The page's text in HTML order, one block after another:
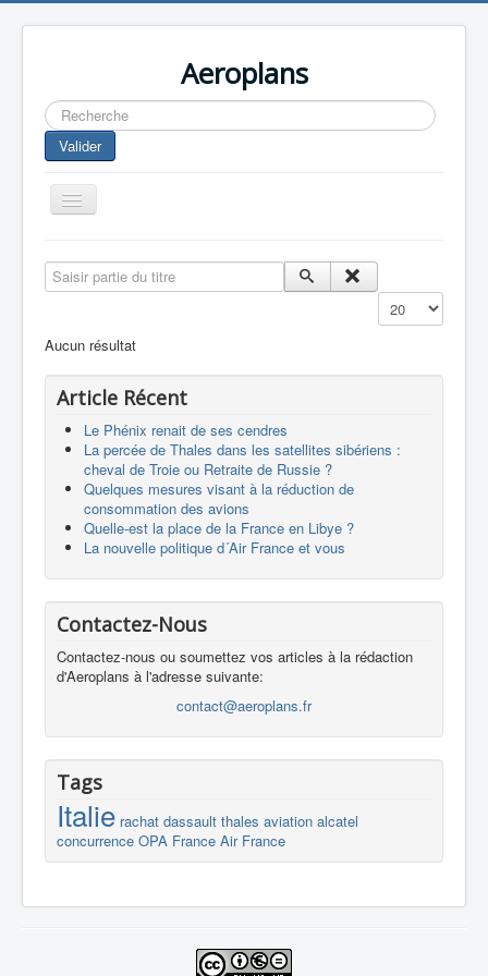
Aeroplans
Rechercher
Valider
Toggle
Navigation
Aviation Commerciale
Europespace
Drones
Saisir partie du titre
Affichage #
Aucun résultat
Article Récent
Le Phénix renait de ses cendres
La percée de Thales dans les satellites sibériens :
cheval de Troie ou Retraite de Russie ?
Quelques mesures visant à la réduction de
consommation des avions
Quelle-est la place de la France en Libye ?
La nouvelle politique d´Air France et vous
Contactez-Nous
Contactez-nous ou soumettez vos articles à la rédaction
d'Aeroplans à l'adresse suivante:
contact@aeroplans.fr
Tags
Italie rachat dassault thales aviation alcatel
concurrence OPA France Air France